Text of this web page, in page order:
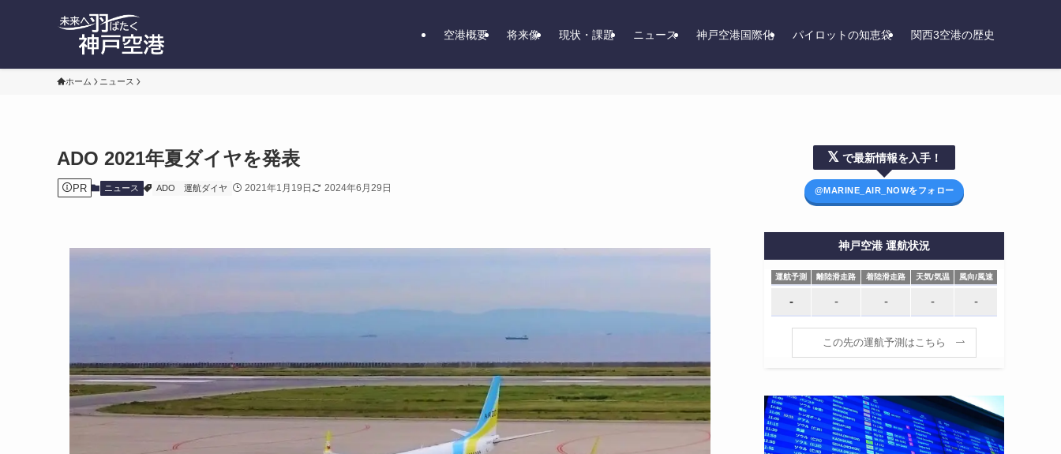
空港概要 将来像 現状・課題 ニュース 神戸空港国際化 パイロットの知恵袋 関西3空港の歴史
ホーム ニュース
ADO 2021年夏ダイヤを発表
PR ニュース ADO 運航ダイヤ 2021年1月19日 2024年6月29日
𝕏 で最新情報を入手！
@MARINE_AIR_NOWをフォロー
神戸空港 運航状況
運航予測 離陸滑走路 着陸滑走路 天気/気温
風向/風速
- - - - -
この先の運航予測はこちら